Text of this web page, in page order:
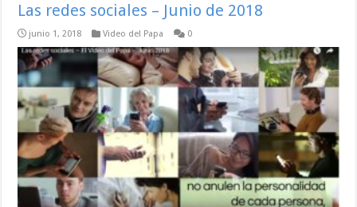
Las redes sociales – Junio de 2018
junio 1, 2018 Video del Papa 0